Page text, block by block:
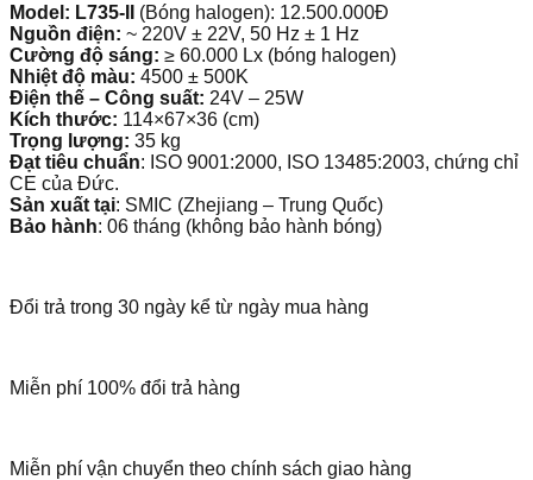
Model: L735-II (Bóng halogen): 12.500.000Đ
Nguồn điện: ~ 220V ± 22V, 50 Hz ± 1 Hz
Cường độ sáng: ≥ 60.000 Lx (bóng halogen)
Nhiệt độ màu: 4500 ± 500K
Điện thế – Công suất: 24V – 25W
Kích thước: 114×67×36 (cm)
Trọng lượng: 35 kg
Đạt tiêu chuẩn: ISO 9001:2000, ISO 13485:2003, chứng chỉ
CE của Đức.
Sản xuất tại: SMIC (Zhejiang – Trung Quốc)
Bảo hành: 06 tháng (không bảo hành bóng)
Đổi trả trong 30 ngày kể từ ngày mua hàng
Miễn phí 100% đổi trả hàng
Miễn phí vận chuyển theo chính sách giao hàng